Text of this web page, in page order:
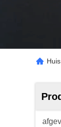
Huis